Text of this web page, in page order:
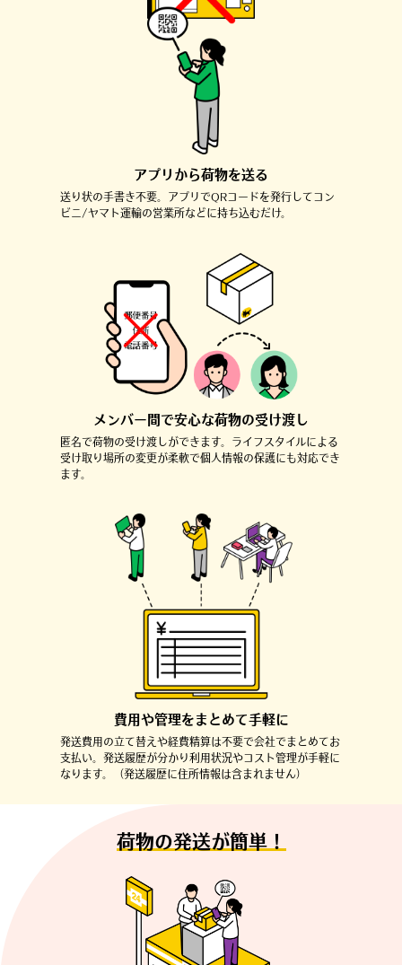
アプリから荷物を送る
送り状の手書き不要。 アプリでQRコードを発行してコン
ビニ/ヤマト運輸の営業所などに持ち込むだけ。
メンバー間で安心な荷物の受け渡し
匿名で荷物の受け渡しができます。 ライフスタイルによる
受け取り場所の変更が柔軟で個人情報の保護にも対応でき
ます。
費用や管理をまとめて手軽に
発送費用の立て替えや経費精算は不要で会社でまとめてお
支払い。発送履歴が分かり利用状況やコスト管理が手軽に
なります。
（発送履歴に住所情報は含まれません）
荷物の発送が簡単！